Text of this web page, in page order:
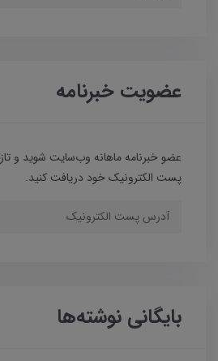
عضویت خبرنامه
عضو خبرنامه ماهانه وب‌سایت شوید و
پست الکترونیک خود دریافت کنید.
بایگانی نوشته‌ها